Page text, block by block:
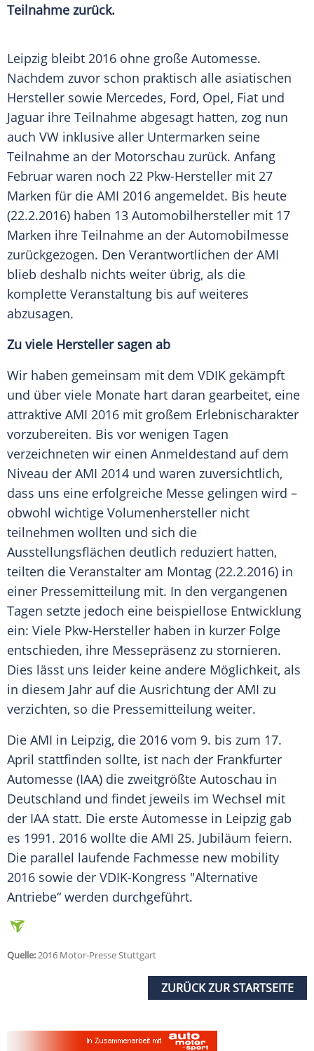
Teilnahme zurück.
Leipzig bleibt 2016 ohne große Automesse.
Nachdem zuvor schon praktisch alle asiatischen
Hersteller sowie Mercedes, Ford, Opel, Fiat und
Jaguar ihre Teilnahme abgesagt hatten, zog nun
auch VW inklusive aller Untermarken seine
Teilnahme an der Motorschau zurück. Anfang
Februar waren noch 22 Pkw-Hersteller mit 27
Marken für die AMI 2016 angemeldet. Bis heute
(22.2.2016) haben 13 Automobilhersteller mit 17
Marken ihre Teilnahme an der Automobilmesse
zurückgezogen. Den Verantwortlichen der AMI
blieb deshalb nichts weiter übrig, als die
komplette Veranstaltung bis auf weiteres
abzusagen.
Zu viele Herstellersagen ab
Wir haben gemeinsam mit dem VDIK gekämpft
und über viele Monate hart daran gearbeitet, eine
attraktive AMI 2016 mit großem Erlebnischarakter
vorzubereiten. Bis vor wenigen Tagen
verzeichneten wir einen Anmeldestand auf dem
Niveau der AMI 2014 und waren zuversichtlich,
dass uns eine erfolgreiche Messe gelingen wird –
obwohl wichtige Volumenhersteller nicht
teilnehmen wollten und sich die
Ausstellungsflächen deutlich reduziert hatten,
teilten die Veranstalter am Montag (22.2.2016) in
einer Pressemitteilung mit. In den vergangenen
Tagen setzte jedoch eine beispiellose Entwicklung
ein: Viele Pkw-Hersteller haben in kurzer Folge
entschieden, ihre Messepräsenz zu stornieren.
Dies lässt uns leider keine andere Möglichkeit, als
in diesem Jahr auf die Ausrichtung der AMI zu
verzichten, so die Pressemitteilung weiter.
Die AMI in Leipzig, die 2016 vom 9. bis zum 17.
April stattfinden sollte, ist nach der Frankfurter
Automesse (IAA) die zweitgrößte Autoschau in
Deutschland und findet jeweils im Wechsel mit
der IAAstatt. Die erste Automesse in Leipzig gab
es 1991. 2016 wollte die AMI 25. Jubiläum feiern.
Die parallel laufende Fachmesse new mobility
2016 sowie der VDIK-Kongress "Alternative
Antriebe“ werden durchgeführt.
Quelle:2016 Motor-Presse Stuttgart
ZURÜCK ZUR STARTSEITE